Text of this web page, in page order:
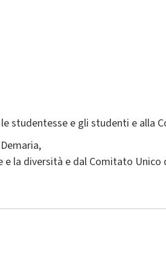
studentesse e gli studenti e alla
e la diversità e dal Comitato Unico